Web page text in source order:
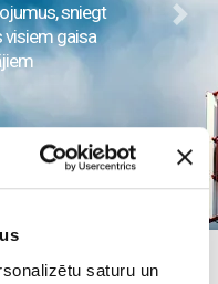
saturu un
sniegt
gaisa
Next